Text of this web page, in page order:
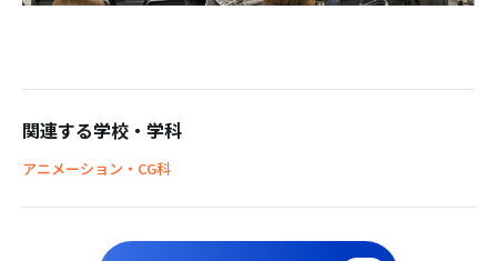
関連する学校・学科
アニメーション・CG科